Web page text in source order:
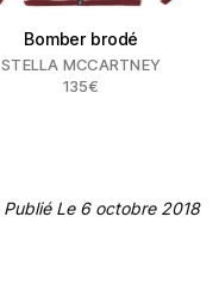
Bomber brodé
STELLA MCCARTNEY
135€
Publié Le 6 octobre 2018